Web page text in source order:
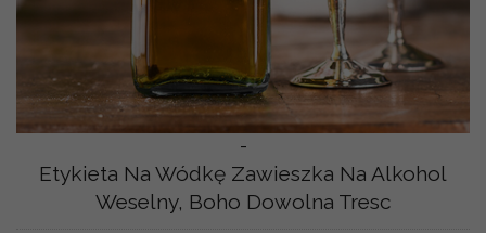
-
Etykieta Na Wódkę Zawieszka Na Alkohol
Weselny, Boho Dowolna Tresc